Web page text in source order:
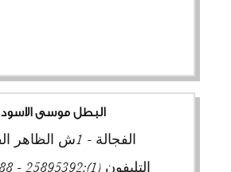
البطل موسى الاسود
الفجالة - 1ش الظاهر الفجاله
التليفون (1):
25895392 - 25921488